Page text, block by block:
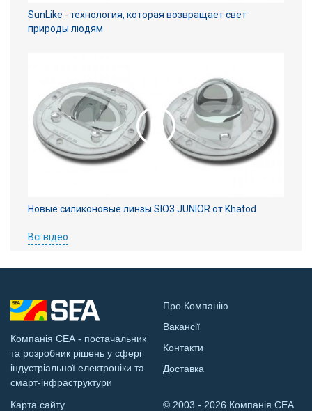
SunLike - технология, которая возвращает свет
природы людям
Новые силиконовые линзы SIO3 JUNIOR от Khatod
Всі відео
Компанія СЕА - постачальник
та розробник рішень у сфері
індустріальної електроніки та
смарт-інфраструктури
Про Компанію
Вакансії
Контакти
Доставка
Карта сайту © 2003 - 2026 Компанія СЕА